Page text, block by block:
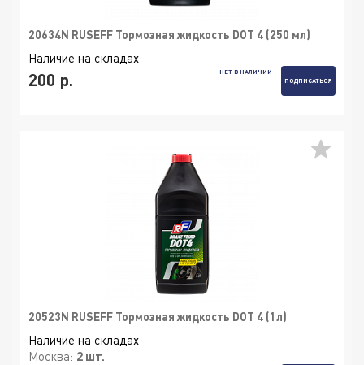
20634N RUSEFF Тормозная жидкость DOT 4 (250 мл)
Наличие на складах
200 р.
НЕТ В НАЛИЧИИ
ПОДПИСАТЬСЯ
20523N RUSEFF Тормозная жидкость DOT 4 (1л)
Наличие на складах
Москва: 2 шт.